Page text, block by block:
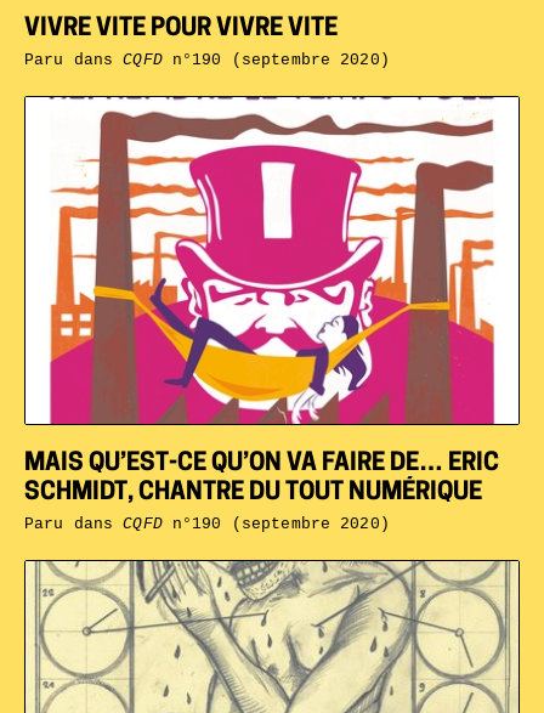
MAIS QU’EST-CE QU’ON VA FAIRE DE… ERIC
SCHMIDT, CHANTRE DU TOUT NUMÉRIQUE
Paru dansCQFDn°190 (septembre 2020)
VIVRE VITE POUR VIVRE VITE
Paru dansCQFDn°190 (septembre 2020)